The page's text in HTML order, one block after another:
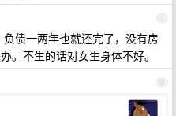
1
债一两年也就还完了，没有房
。不生的话对女生身体不好。
2